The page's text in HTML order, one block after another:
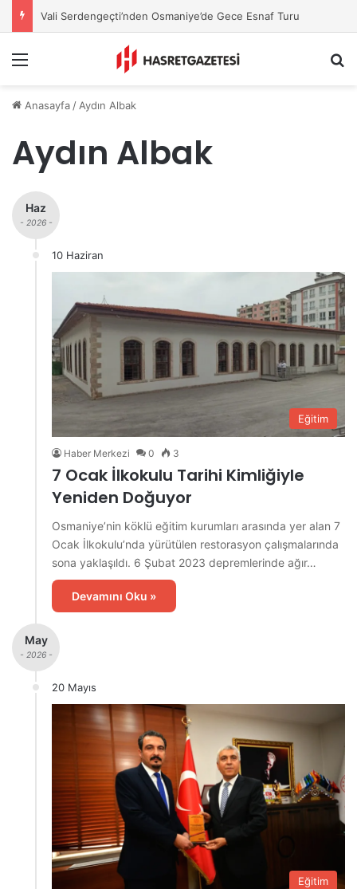
Avni Güvel, YENİ Parti Osmaniye İl Başkanı Oldu
Anasayfa / Aydın Albak
Aydın Albak
Haz
- 2026 -
10 Haziran
Eğitim
Haber Merkezi 0 3
7 Ocak İlkokulu Tarihi Kimliğiyle
Yeniden Doğuyor
Osmaniye’nin köklü eğitim kurumları arasında yer alan 7
Ocak İlkokulu’nda yürütülen restorasyon çalışmalarında
sona yaklaşıldı. 6 Şubat 2023 depremlerinde ağır…
Devamını Oku »
May
- 2026 -
20 Mayıs
Eğitim